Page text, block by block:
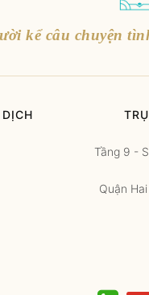
kể câu chuyện
Tầng 9 -
Quận